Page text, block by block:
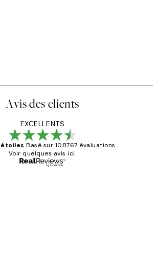
Avis des clients
EXCELLENTS
Basé sur 108767 évaluations.
Voir quelques avis ici.